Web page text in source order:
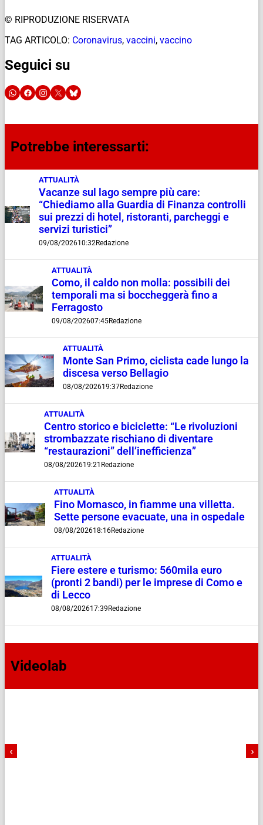
© RIPRODUZIONE RISERVATA
TAG ARTICOLO: Coronavirus, vaccini, vaccino
Seguici su
Potrebbe interessarti:
ATTUALITÀ
Vacanze sul lago sempre più care:
“Chiediamo alla Guardia di Finanza controlli
sui prezzi di hotel, ristoranti, parcheggi e
servizi turistici”
09/08/202610:32Redazione
ATTUALITÀ
Como, il caldo non molla: possibili dei
temporali ma si boccheggerà fino a
Ferragosto
09/08/202607:45Redazione
ATTUALITÀ
Monte San Primo, ciclista cade lungo la
discesa verso Bellagio
08/08/202619:37Redazione
ATTUALITÀ
Centro storico e biciclette: “Le rivoluzioni
strombazzate rischiano di diventare
“restaurazioni” dell’inefficienza”
08/08/202619:21 Redazione
ATTUALITÀ
Fino Mornasco, in fiamme una villetta.
Sette persone evacuate, una in ospedale
08/08/202618:16Redazione
ATTUALITÀ
Fiere estere e turismo: 560mila euro
(pronti 2 bandi) per le imprese di Como e
di Lecco
08/08/202617:39 Redazione
Videolab
‹ ›